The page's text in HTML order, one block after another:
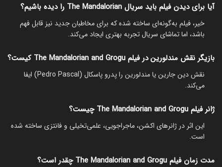
آیا برای دیدن فیلم باید سریال The Mandalorian را دیده باشیم؟
خیر، فیلم به‌گونه‌ای ساخته شده که برای مخاطبان جدید نیز قابل فهم
باشد، اما تماشای سریال تجربه بهتری ایجاد می‌کند.
بازیگر نقش مندلورین در فیلم The Mandalorian and Grogu کیست؟
نقش دین جارین یا مندلورین را پدرو پاسکال (Pedro Pascal) ایفا
می‌کند.
ژانر فیلم The Mandalorian and Grogu چیست؟
این اثر در ژانرهای اکشن، ماجراجویی، علمی‌تخیلی و فانتزی ساخته شده
است.
مدت زمان فیلم The Mandalorian and Grogu چقدر است؟